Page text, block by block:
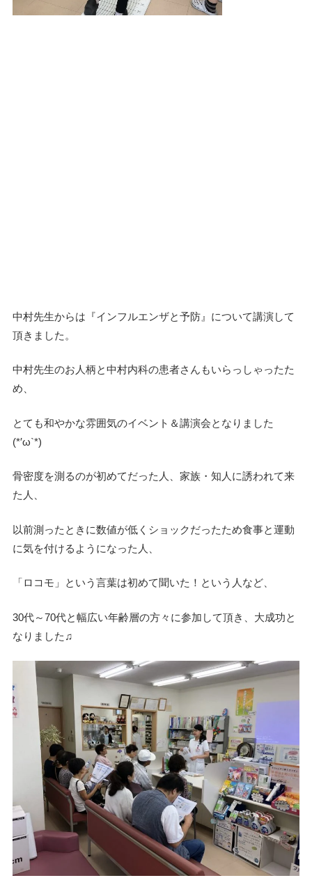
中村先生からは『インフルエンザと予防』について講演して
頂きました。
中村先生のお人柄と中村内科の患者さんもいらっしゃったた
め、
とても和やかな雰囲気のイベント＆講演会となりました
(*′ω`*)
骨密度を測るのが初めてだった人、家族・知人に誘われて来
た人、
以前測ったときに数値が低くショックだったため食事と運動
に気を付けるようになった人、
「ロコモ」という言葉は初めて聞いた！という人など、
30代～70代と幅広い年齢層の方々に参加して頂き、大成功と
なりました♫